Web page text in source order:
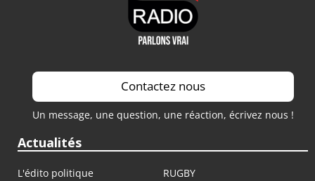
Contactez nous
Un message, une question, une réaction, écrivez nous !
Actualités
L'édito politique
RUGBY